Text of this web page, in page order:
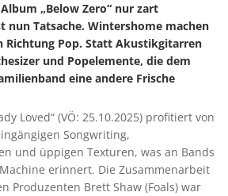
„Below Zero“ nur zart
nun Tatsache. Wintershome machen
Richtung Pop. Statt Akustikgitarren
und Popelemente, die dem
eine andere Frische
Loved“ (VÖ: 25.10.2025) profitiert von
Songwriting,
und üppigen Texturen, was an Bands
erinnert. Die Zusammenarbeit
Produzenten Brett Shaw (Foals) war